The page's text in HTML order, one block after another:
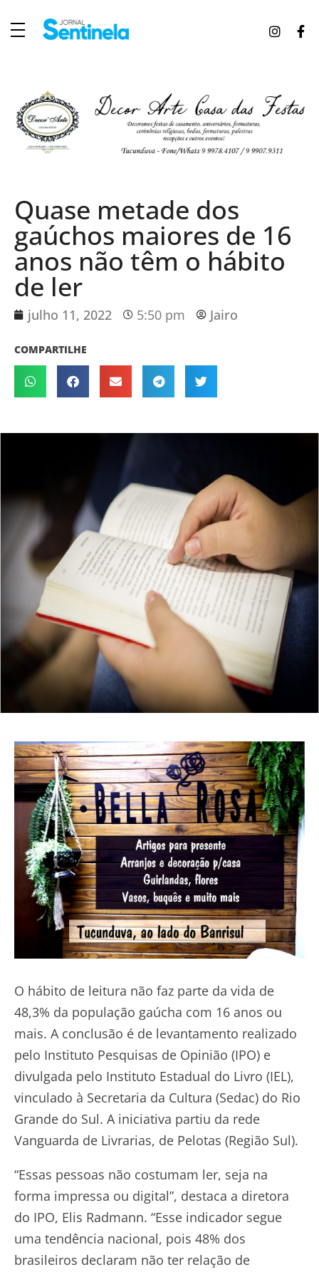
Quase metade dos
gaúchos maiores de 16
anos não têm o hábito
de ler
julho 11, 2022 5:50 pm Jairo
COMPARTILHE
O hábito de leitura não faz parte da vida de
48,3% da população gaúcha com 16 anos ou
mais. A conclusão é de levantamento realizado
pelo Instituto Pesquisas de Opinião (IPO) e
divulgada pelo Instituto Estadual do Livro (IEL),
vinculado à Secretaria da Cultura (Sedac) do Rio
Grande do Sul. A iniciativa partiu da rede
Vanguarda de Livrarias, de Pelotas (Região Sul).
“Essas pessoas não costumam ler, seja na
forma impressa ou digital”, destaca a diretora
do IPO, Elis Radmann. “Esse indicador segue
uma tendência nacional, pois 48% dos
brasileiros declaram não ter relação de